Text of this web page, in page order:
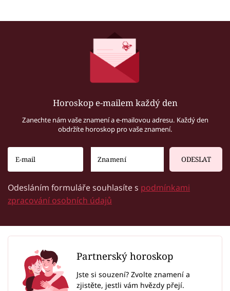
Horoskop e-mailem každý den
Zanechte nám vaše znamení a e-mailovou adresu. Každý den
obdržíte horoskop pro vaše znamení.
ODESLAT
Odesláním formuláře souhlasíte s podmínkami
zpracování osobních údajů
Partnerský horoskop
Jste si souzení? Zvolte znamení a
zjistěte, jestli vám hvězdy přejí.